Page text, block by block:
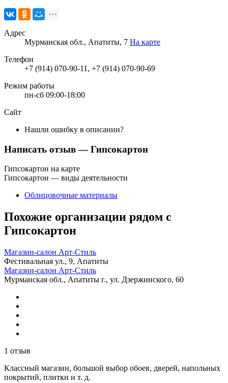
Адрес
Мурманская обл., Апатиты, 7 На карте
Телефон
+7 (914) 070-90-11, +7 (914) 070-90-69
Режим работы
пн-сб 09:00-18:00
Сайт
Нашли ошибку в описании?
Написать отзыв— Гипсокартон
Гипсокартон на карте
Гипсокартон — виды деятельности
Облицовочные материалы
Похожие организации рядом с
Гипсокартон
Магазин-салон Арт-Стиль
Фестивальная ул., 9, Апатиты
Магазин-салон Арт-Стиль
Мурманская обл., Апатиты г., ул. Дзержинского, 60
1 отзыв
Классный магазин, большой выбор обоев, дверей, напольных
покрытий, плитки и т. д.